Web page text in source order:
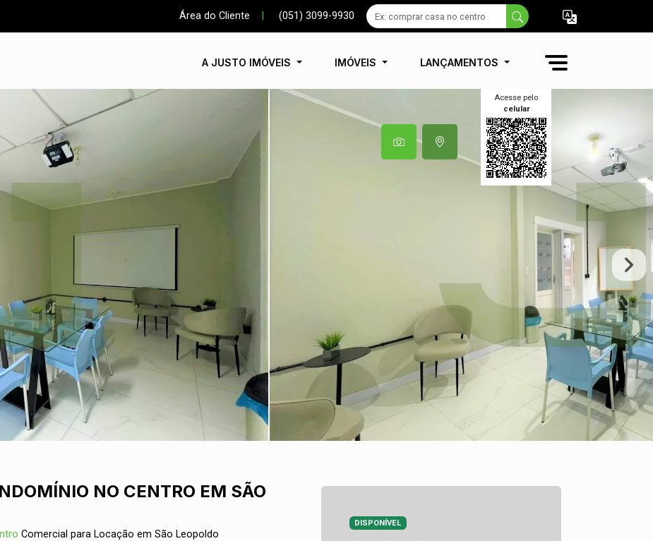
Área do Cliente (051) 3099-9930
A JUSTO IMÓVEIS IMÓVEIS LANÇAMENTOS
Acesse pelo
celular
NO CENTRO EM SÃO
Comercial para Locação em São Leopoldo
DISPONÍVEL